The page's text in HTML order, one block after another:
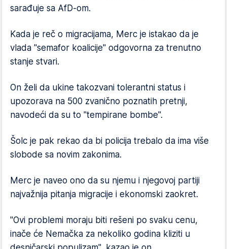
sarađuje sa AfD-om.
Kada je reč o migracijama, Merc je istakao da je
vlada "semafor koalicije" odgovorna za trenutno
stanje stvari.
On želi da ukine takozvani tolerantni status i
upozorava na 500 zvanično poznatih pretnji,
navodeći da su to "tempirane bombe".
Šolc je pak rekao da bi policija trebalo da ima više
slobode sa novim zakonima.
Merc je naveo ono da su njemu i njegovoj partiji
najvažnija pitanja migracije i ekonomski zaokret.
"Ovi problemi moraju biti rešeni po svaku cenu,
inače će Nemačka za nekoliko godina kliziti u